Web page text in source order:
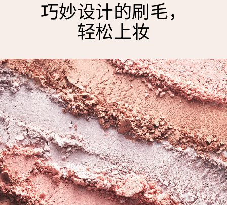
巧妙设计的刷毛，
轻松上妆